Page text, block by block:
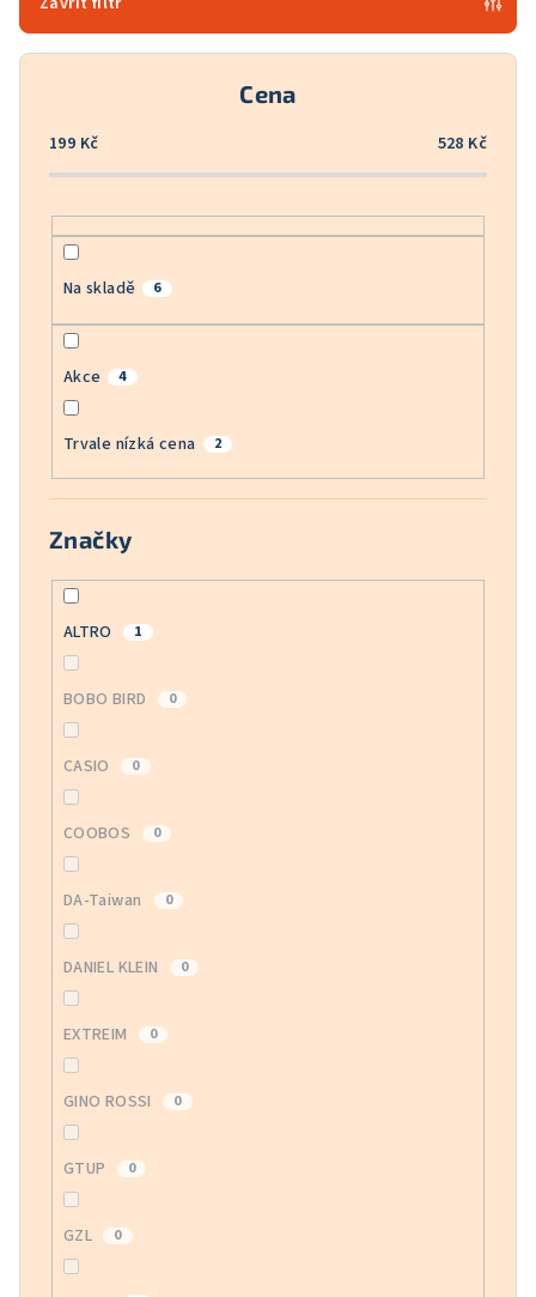
r
o
Cena
199 Kč 528 Kč
Na skladě 6
Akce 4
Trvale nízká cena 2
Značky
ALTRO 1
BOBO BIRD 0
CASIO 0
COOBOS 0
DA-Taiwan 0
DANIEL KLEIN 0
EXTREIM 0
GINO ROSSI 0
GTUP 0
GZL 0